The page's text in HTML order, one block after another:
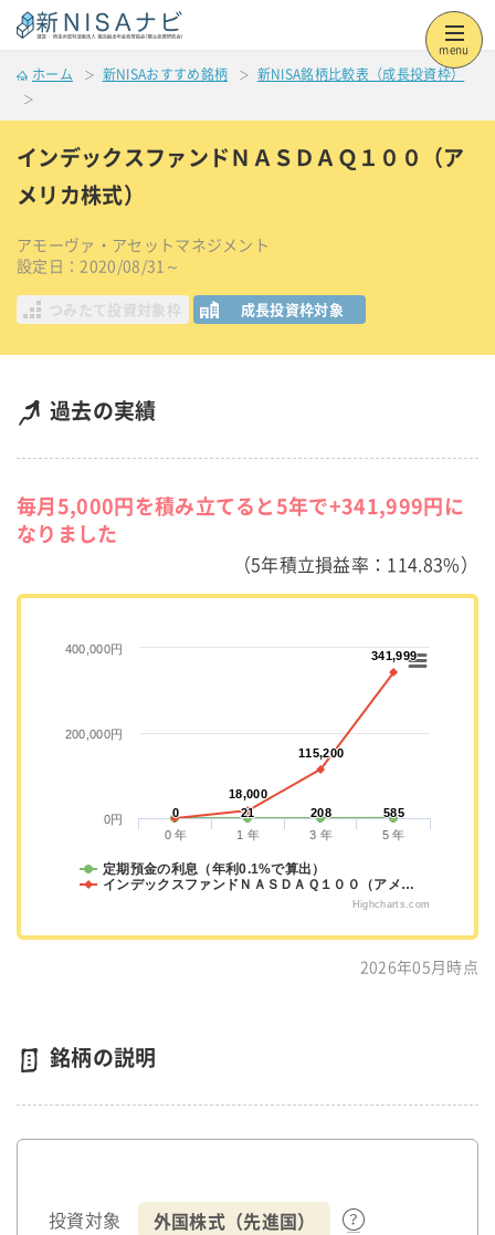
menu
ホーム 新NISAおすすめ銘柄 新NISA銘柄比較表（成長投資枠）
インデックスファンドＮＡＳＤＡＱ１００（ア
メリカ株式）
アモーヴァ・アセットマネジメント
設定日：2020/08/31～
つみたて投資対象枠 成長投資枠対象
過去の実績
毎月5,000円を積み立てると5年で+341,999円に
なりました
（5年積立損益率：114.83%）
0
0 21
21 208
208 585
585
18,000
18,000
115,200
115,200
341,999
341,999
定期預金の利息（年利0.1%で算出）
インデックスファンドＮＡＳＤＡＱ１００（アメ…
0 年 1 年 3 年 5 年
0円
200,000円
400,000円
Highcharts.com
2026年05月時点
銘柄の説明
投資対象 外国株式（先進国）